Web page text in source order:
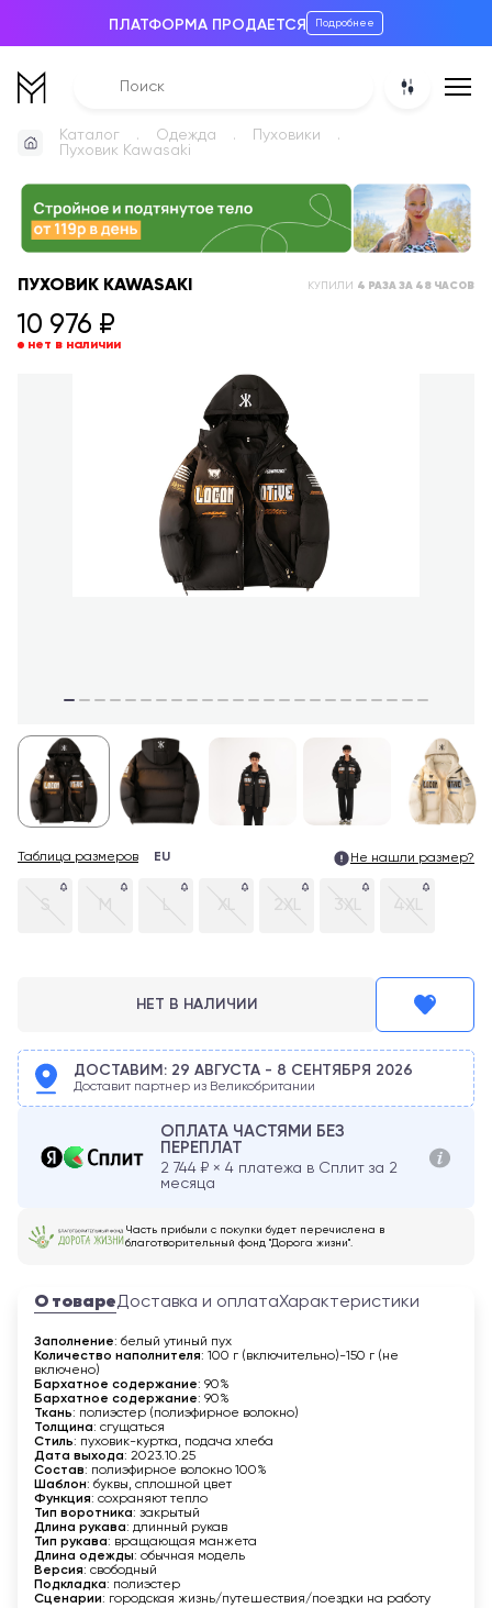
ПЛАТФОРМА ПРОДАЕТСЯ Подробнее
Каталог Одежда
Пуховики
Пуховик Kawasaki
ПУХОВИК KAWASAKI КУПИЛИ 4 РАЗА ЗА 48 ЧАСОВ
10 976 ₽
нет в наличии
Таблица размеров EU Не нашли размер?
S M L XL 2XL 3XL 4XL
НЕТ В НАЛИЧИИ
ДОСТАВИМ: 29 АВГУСТА - 8 СЕНТЯБРЯ 2026
Доставит партнер из Великобритании
ОПЛАТА ЧАСТЯМИ БЕЗ
ПЕРЕПЛАТ
2 744 ₽ × 4 платежа в Сплит за 2
месяца
Часть прибыли с покупки будет перечислена в
благотворительный фонд "Дорога жизни".
О товареДоставка и оплатаХарактеристики
Заполнение: белый утиный пух
Количество наполнителя: 100 г (включительно)-150 г (не
включено)
Бархатное содержание: 90%
Бархатное содержание: 90%
Ткань: полиэстер (полиэфирное волокно)
Толщина: сгущаться
Стиль: пуховик-куртка, подача хлеба
Дата выхода: 2023.10.25
Состав: полиэфирное волокно 100%
Шаблон: буквы, сплошной цвет
Функция: сохраняют тепло
Тип воротника: закрытый
Длина рукава: длинный рукав
Тип рукава: вращающая манжета
Длина одежды: обычная модель
Версия: свободный
Подкладка: полиэстер
Сценарии: городская жизнь/путешествия/поездки на работу